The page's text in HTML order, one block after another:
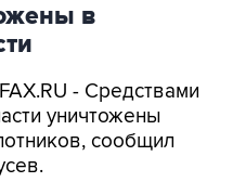
в
- Средствами
уничтожены
сообщил